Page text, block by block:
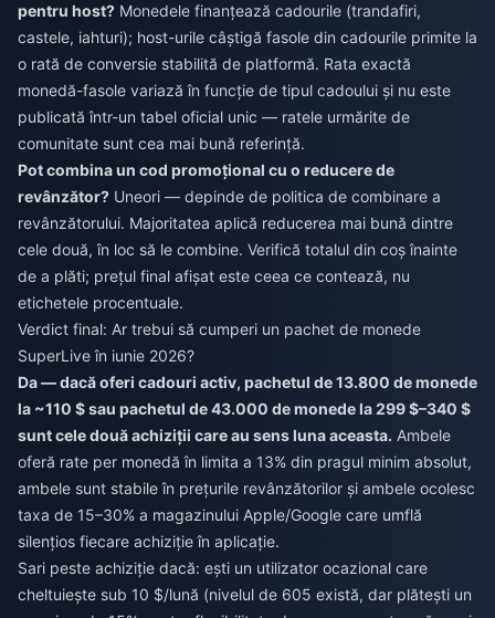
pentru host? Monedele finanțează cadourile (trandafiri,
castele, iahturi); host-urile câștigă fasole din cadourile primite la
o rată de conversie stabilită de platformă. Rata exactă
monedă-fasole variază în funcție de tipul cadoului și nu este
publicată într-un tabel oficial unic — ratele urmărite de
comunitate sunt cea mai bună referință.
Pot combina un cod promoțional cu o reducere de
revânzător? Uneori — depinde de politica de combinare a
revânzătorului. Majoritatea aplică reducerea mai bună dintre
cele două, în loc să le combine. Verifică totalul din coș înainte
de a plăti; prețul final afișat este ceea ce contează, nu
etichetele procentuale.
Verdict final: Ar trebui să cumperi un pachet de monede
SuperLive în iunie 2026?
Da — dacă oferi cadouri activ, pachetul de 13.800 de monede
la ~110 $ sau pachetul de 43.000 de monede la 299 $–340 $
sunt cele două achiziții care au sens luna aceasta. Ambele
oferă rate per monedă în limita a 13% din pragul minim absolut,
ambele sunt stabile în prețurile revânzătorilor și ambele ocolesc
taxa de 15–30% a magazinului Apple/Google care umflă
silențios fiecare achiziție în aplicație.
Sari peste achiziție dacă: ești un utilizator ocazional care
cheltuiește sub 10 $/lună (nivelul de 605 există, dar plătești un